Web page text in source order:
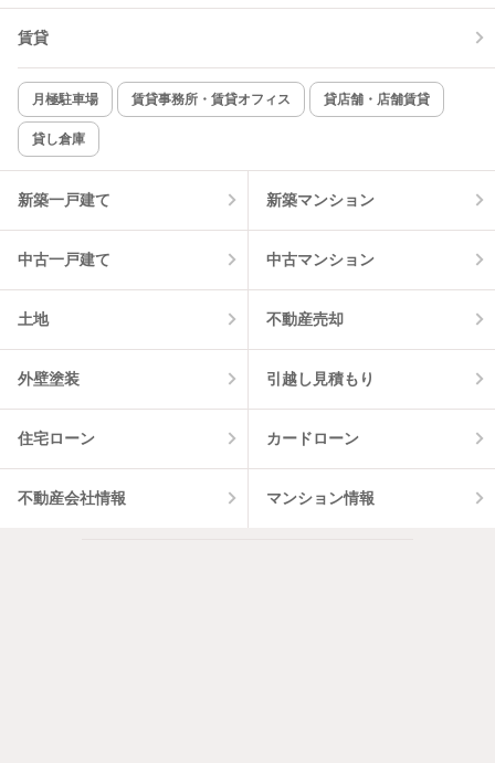
賃貸
月極駐車場 賃貸事務所・賃貸オフィス 貸店舗・店舗賃貸
貸し倉庫
新築一戸建て 新築マンション
中古一戸建て 中古マンション
土地 不動産売却
外壁塗装 引越し見積もり
住宅ローン カードローン
不動産会社情報 マンション情報